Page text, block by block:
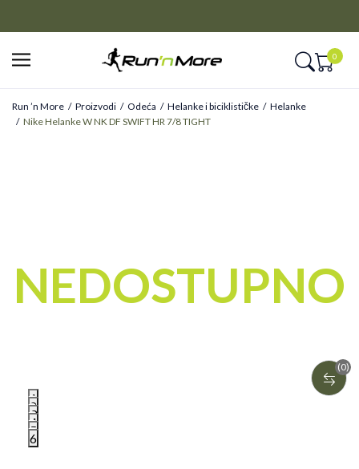
0
Run ’n More Proizvodi Odeća Helanke i biciklističke
Helanke
Nike Helanke W NK DF SWIFT HR 7/8 TIGHT
(0)
1
2
3
4
5
6
NEDOSTUPNO